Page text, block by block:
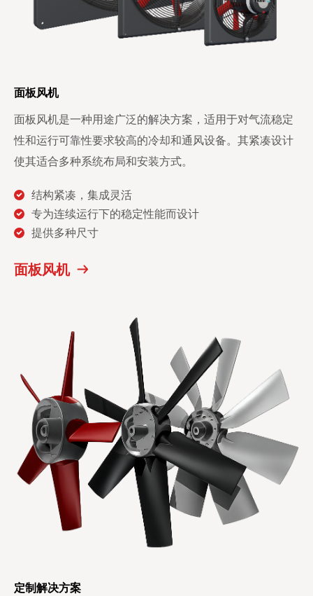
面板风机
面板风机是一种用途广泛的解决方案，适用于对气流稳定
性和运行可靠性要求较高的冷却和通风设备。其紧凑设计
使其适合多种系统布局和安装方式。
结构紧凑，集成灵活
专为连续运行下的稳定性能而设计
提供多种尺寸
面板风机
定制解决方案